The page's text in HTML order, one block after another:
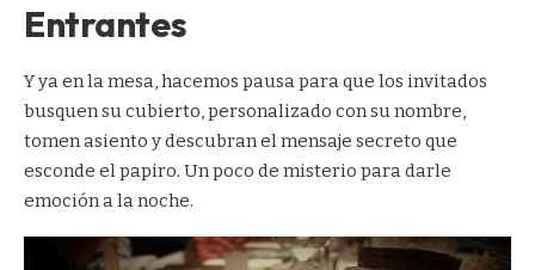
Entrantes
Y ya en la mesa, hacemos pausa para que los invitados
busquen su cubierto, personalizado con su nombre,
tomen asiento y descubran el mensaje secreto que
esconde el papiro. Un poco de misterio para darle
emoción a la noche.